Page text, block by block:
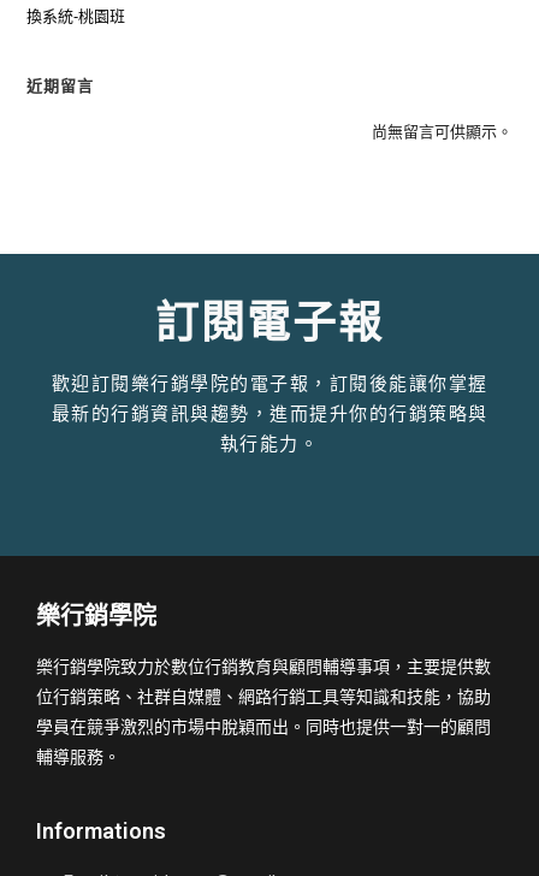
換系統-桃園班
近期留言
尚無留言可供顯示。
訂閱電子報
歡迎訂閱樂行銷學院的電子報，訂閱後能讓你掌握
最新的行銷資訊與趨勢，進而提升你的行銷策略與
執行能力。
樂行銷學院
樂行銷學院致力於數位行銷教育與顧問輔導事項，主要提供數
位行銷策略、社群自媒體、網路行銷工具等知識和技能，協助
學員在競爭激烈的市場中脫穎而出。同時也提供一對一的顧問
輔導服務。
Informations